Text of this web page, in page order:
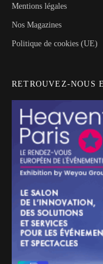
Mentions légales
Nos Magazines
Politique de cookies (UE)
RETROUVEZ-NOUS